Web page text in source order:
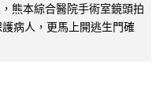
熊本綜合醫院手術室鏡頭拍
病人，更馬上開逃生門確